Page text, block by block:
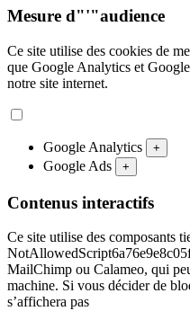
Mesure d"'"audience
Ce site utilise des cookies de
que Google Analytics et
notre site internet.
Google Analytics +
Google Ads +
Contenus interactifs
Ce site utilise des composants
MailChimp ou Calameo, qui
machine. Si vous décider de
s’affichera pas